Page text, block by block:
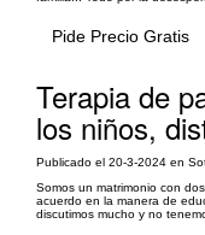
Pide Precio Gratis
Terapia de
los niños,
Publicado el 20-3-2024 en
Somos un matrimonio con
acuerdo en la manera de
discutimos mucho y no